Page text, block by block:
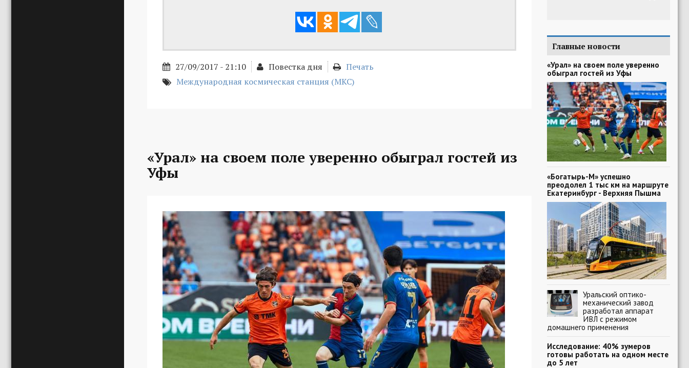
27/09/2017 - 21:10 Повестка дня
Печать
Международная космическая станция (МКС)
«Урал» на своем поле уверенно обыграл гостей из
Уфы
Главные новости
«Урал» на своем поле уверенно
обыграл гостей из Уфы
«Богатырь-М» успешно
преодолел 1 тыс км на маршруте
Екатеринбург - Верхняя Пышма
Уральский оптико-
механический завод
разработал аппарат
ИВЛ с режимом
домашнего применения
Исследование: 40% зумеров
готовы работать на одном месте
до 5 лет